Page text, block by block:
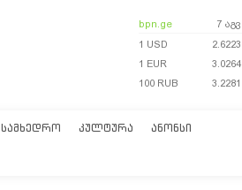
bpn.ge 7 აგვ
1 USD
2.6223
1 EUR
3.0264
100 RUB
3.2281
ᲡᲐᲛᲮᲔᲓᲠᲝ ᲙᲣᲚᲢᲣᲠᲐ ᲐᲜᲝᲜᲡᲘ